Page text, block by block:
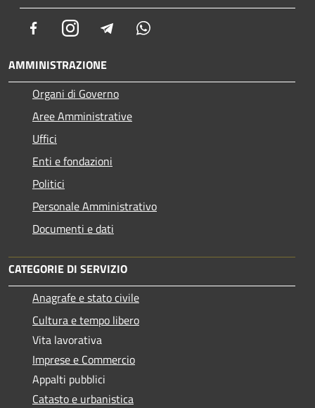
FacebookInstagram Telegram
AMMINISTRAZIONE
Organi di Governo
Aree Amministrative
Uffici
Enti e fondazioni
Politici
Personale Amministrativo
Documenti e dati
CATEGORIE DI SERVIZIO
Anagrafe e stato civile
Cultura e tempo libero
Vita lavorativa
Imprese e Commercio
Appalti pubblici
Catasto e urbanistica